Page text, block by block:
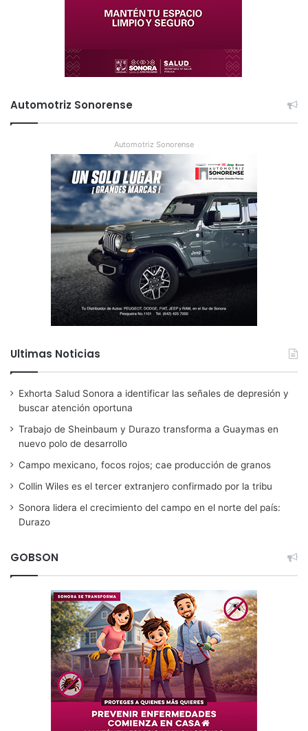
Automotriz Sonorense
Automotriz Sonorense
Ultimas Noticias
Exhorta Salud Sonora a identificar las señales de depresión y
buscar atención oportuna
Trabajo de Sheinbaum y Durazo transforma a Guaymas en
nuevo polo de desarrollo
Campo mexicano, focos rojos; cae producción de granos
Collin Wiles es el tercer extranjero confirmado por la tribu
Sonora lidera el crecimiento del campo en el norte del país:
Durazo
GOBSON